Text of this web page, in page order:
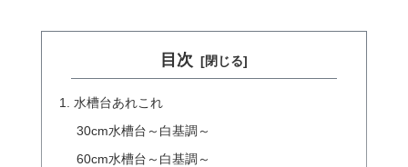
目次
水槽台あれこれ
30cm水槽台～白基調～
60cm水槽台～白基調～